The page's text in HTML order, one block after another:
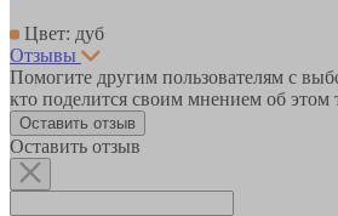
Цвет: дуб
Отзывы
Помогите другим пользователям с
кто поделится своим мнением об этом
Оставить отзыв
Оставить отзыв